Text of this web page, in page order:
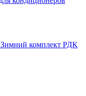
комплект РДК